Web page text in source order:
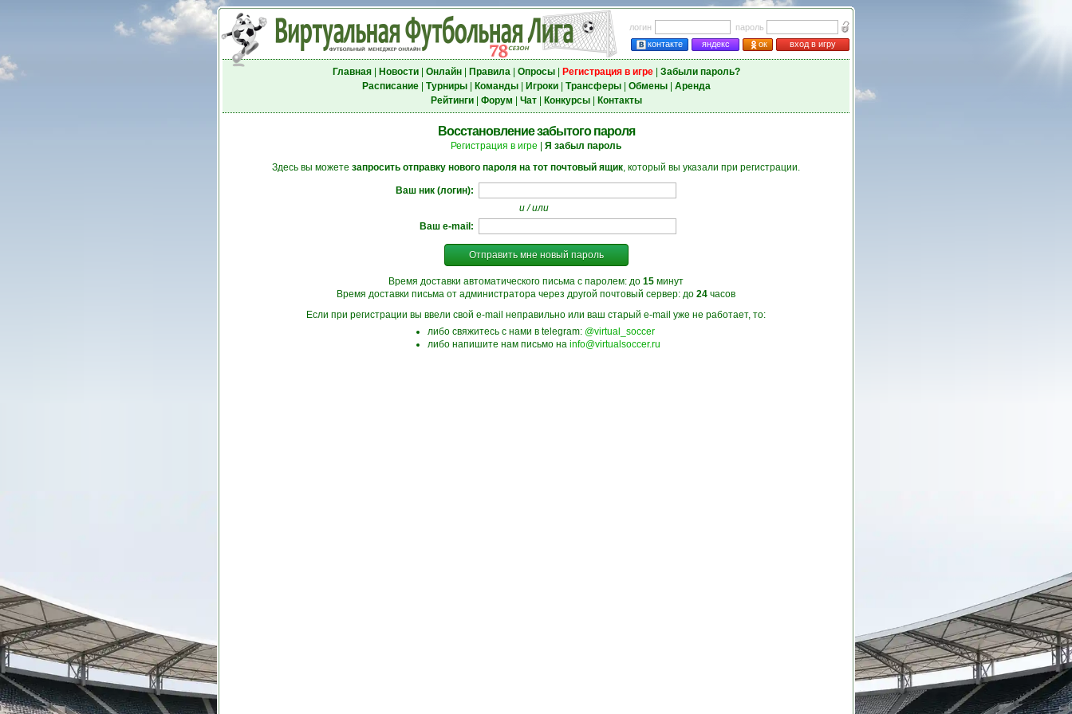
логин
пароль
контакте
яндекс ок вход в игру
Главная| Новости| Онлайн| Правила| Опросы| Регистрация в игре| Забыли пароль?
Расписание| Турниры| Команды| Игроки| Трансферы| Обмены| Аренда
Рейтинги| Форум Чат| Конкурсы| Контакты
Восстановление забытого пароля
Регистрация в игре
Я забыл пароль
Здесь вы можете запросить отправку нового пароля на тот почтовый ящик, который вы указали при регистрации.
Ваш ник (логин):
и / или
Ваш e-mail:
Отправить мне новый пароль
Время доставки автоматического письма с паролем: до 15 минут
Время доставки письма от администратора через другой почтовый сервер: до 24 часов
Если при регистрации вы ввели свой e-mail неправильно или ваш старый e-mail уже не работает, то:
либо свяжитесь с нами в telegram: @virtual_soccer
либо напишите нам письмо на info@virtualsoccer.ru